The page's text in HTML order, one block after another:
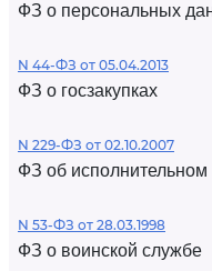
ФЗ о персональных
N 44-ФЗ от 05.04.2013
ФЗ о госзакупках
N 229-ФЗ от 02.10.2007
ФЗ об исполнительном
N 53-ФЗ от 28.03.1998
ФЗ о воинской службе